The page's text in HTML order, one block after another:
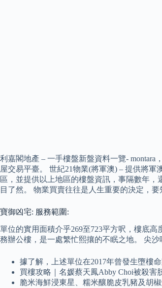
利嘉閣地產 – 一手樓盤新盤資料一覽-
屋交易平臺。 世紀21物業(將軍澳) – 提供將
區，並提供以上地區的樓盤資訊，事隔數年
目了然。 物業買賣往往是人生重要的決定，
寶御凶宅: 服務範圍:
單位的實用面積介乎269至723平方呎，樓底
務辦公樓，是一處繁忙熙攘的不眠之地。 尖
據了解，上述單位在2017年曾發生墮樓
買樓攻略｜名媛蔡天鳳Abby Choi被殺
脆米海鮮浸東星、糯米釀脆皮乳豬及胡椒